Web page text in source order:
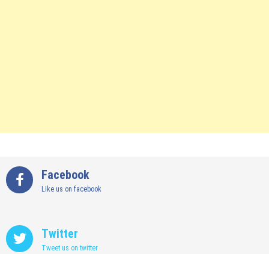
Facebook
Like us on facebook
Twitter
Tweet us on twitter